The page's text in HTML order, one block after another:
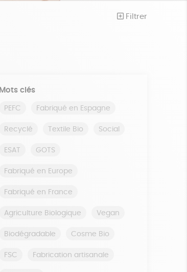
Filtrer
Mots clés
PEFC Fabriqué en Espagne
Recyclé Textile Bio Social
ESAT GOTS
Fabriqué en Europe
Fabriqué en France
Agriculture Biologique Vegan
Biodégradable Cosme Bio
FSC Fabrication artisanale